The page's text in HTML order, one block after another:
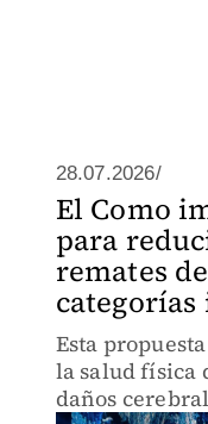
28.07.2026/
El Como
para
remates
Esta
la salud física
daños